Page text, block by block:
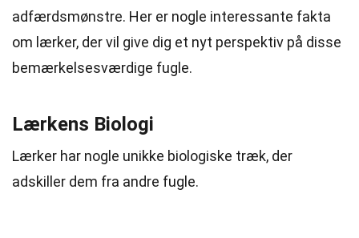
adfærdsmønstre. Her er nogle interessante fakta
om lærker, der vil give dig et nyt perspektiv på disse
bemærkelsesværdige fugle.
Lærkens Biologi
Lærker har nogle unikke biologiske træk, der
adskiller dem fra andre fugle.